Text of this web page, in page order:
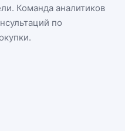
Команда аналитиков
по